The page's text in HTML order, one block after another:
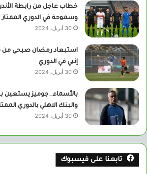
خطاب عاجل من رابطة
وسموحة في الدوري الممتاز
30 أبريل، 2024
استبعاد رمضان صبحي من
إنبي في الدوري
30 أبريل، 2024
والبنك الاهلي بالدوري
30 أبريل، 2024
تابعنا على فيسبوك